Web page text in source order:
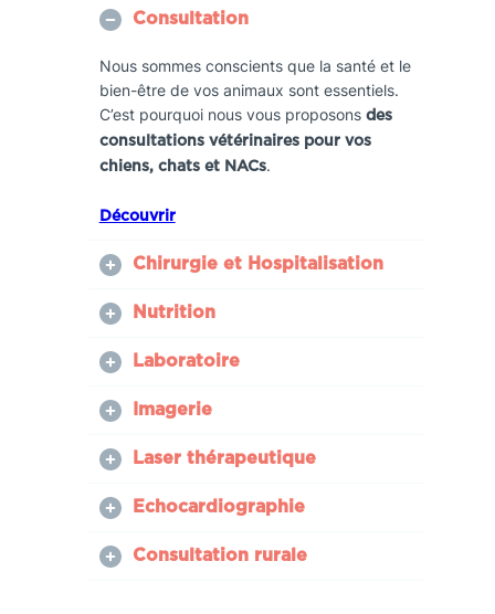
Consultation
Nous sommes conscients que la santé et le
bien-être de vos animaux sont essentiels.
C’est pourquoi nous vous proposons des
consultations vétérinaires pour vos
chiens, chats et NACs.
Découvrir
Chirurgie et Hospitalisation
Nutrition
Laboratoire
Imagerie
Laser thérapeutique
Echocardiographie
Consultation rurale